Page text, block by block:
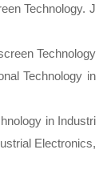
Technology. J
Technology
Technology in
in Industri
Electronics,